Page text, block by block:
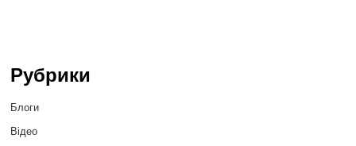
Рубрики
Блоги
Відео